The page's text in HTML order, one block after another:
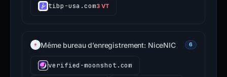
tibp-usa.com3 VT
Même bureau d’enregistrement: NiceNIC 6
verified-moonshot.com